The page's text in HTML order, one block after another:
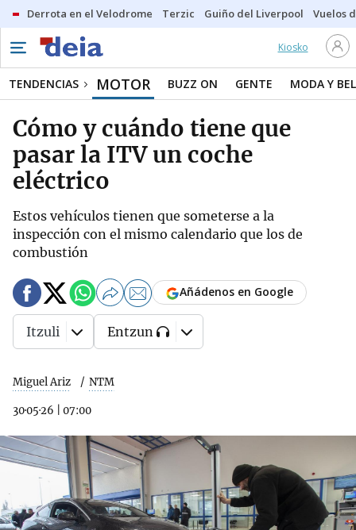
Derrota en el Velodrome Terzic Guiño del Liverpool Vuelos
Kiosko
TENDENCIAS MOTOR BUZZ ON GENTE MODA Y
Cómo y cuándo tiene que
pasar la ITV un coche
eléctrico
Estos vehículos tienen que someterse a la
inspección con el mismo calendario que los de
combustión
Miguel Ariz NTM
30·05·26 07:00
Añádenos en Google
Itzuli Entzun